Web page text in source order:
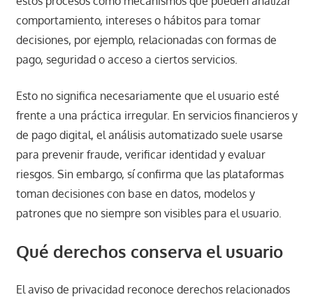
comportamiento, intereses o hábitos para tomar
decisiones, por ejemplo, relacionadas con formas de
pago, seguridad o acceso a ciertos servicios.
Esto no significa necesariamente que el usuario esté
frente a una práctica irregular. En servicios financieros y
de pago digital, el análisis automatizado suele usarse
para prevenir fraude, verificar identidad y evaluar
riesgos. Sin embargo, sí confirma que las plataformas
toman decisiones con base en datos, modelos y
patrones que no siempre son visibles para el usuario.
Qué derechos conserva el usuario
El aviso de privacidad reconoce derechos relacionados